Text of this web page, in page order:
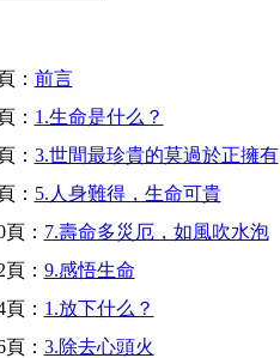
： 前言
： 1.生命是什么？
： 3.世間最珍貴的莫過於正擁有
： 5.人身難得，生命可貴
： 7.壽命多災厄，如風吹水泡
： 9.感悟生命
： 1.放下什么？
： 3.除去心頭火